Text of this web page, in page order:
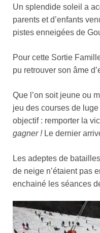
Un splendide soleil a
parents et d’enfants
pistes enneigées de
Pour cette Sortie
pu retrouver son âme
Que l’on soit jeune ou
jeu des courses de
objectif : remporter la
gagner !Le dernier
Les adeptes de
de neige n’étaient pas
enchainé les séances